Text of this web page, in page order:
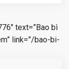
text=”Bao bì
link=”/bao-bi-